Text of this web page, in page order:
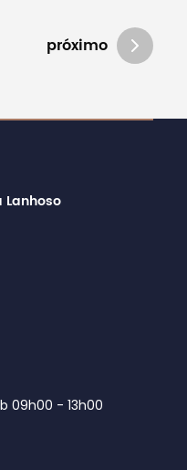
próximo
09h00 - 13h00